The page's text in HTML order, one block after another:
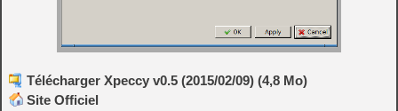
Télécharger Xpeccy v0.5 (2015/02/09) (4,8 Mo)
Site Officiel